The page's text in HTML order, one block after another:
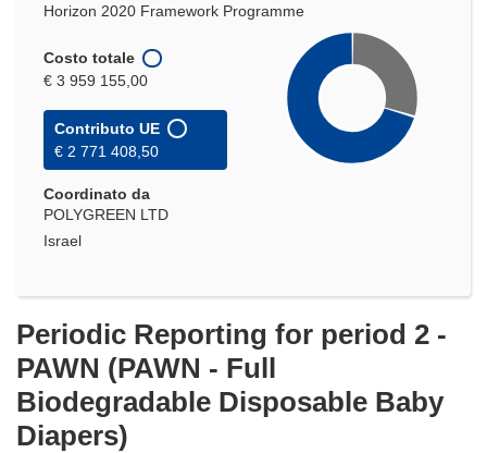
Horizon 2020 Framework Programme
Costo totale
€ 3 959 155,00
Contributo UE
€ 2 771 408,50
Coordinato da
POLYGREEN LTD
Israel
Periodic Reporting for period 2 -
PAWN (PAWN - Full
Biodegradable Disposable Baby
Diapers)